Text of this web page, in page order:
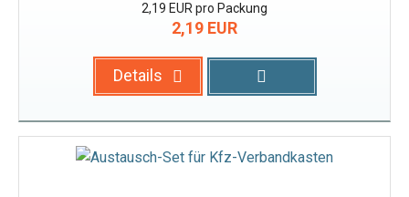
2,19 EUR pro Packung
2,19 EUR
Details